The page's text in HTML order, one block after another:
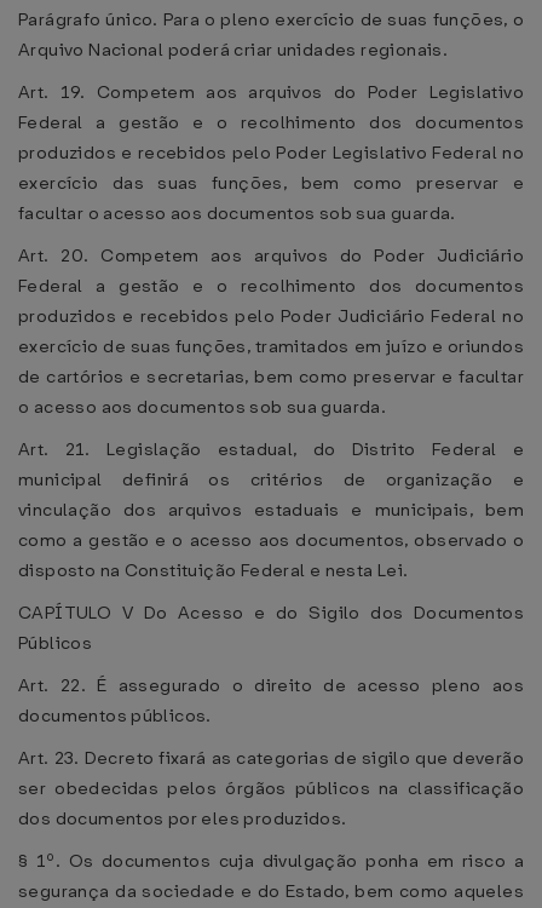
Parágrafo único. Para o pleno exercício de suas funções, o
Arquivo Nacional poderá criar unidades regionais.
Art. 19. Competem aos arquivos do Poder Legislativo
Federal a gestão e o recolhimento dos documentos
produzidos e recebidos pelo Poder Legislativo Federal no
exercício das suas funções, bem como preservar e
facultar o acesso aos documentos sob sua guarda.
Art. 20. Competem aos arquivos do Poder Judiciário
Federal a gestão e o recolhimento dos documentos
produzidos e recebidos pelo Poder Judiciário Federal no
exercício de suas funções, tramitados em juízo e oriundos
de cartórios e secretarias, bem como preservar e facultar
o acesso aos documentos sob sua guarda.
Art. 21. Legislação estadual, do Distrito Federal e
municipal definirá os critérios de organização e
vinculação dos arquivos estaduais e municipais, bem
como a gestão e o acesso aos documentos, observado o
disposto na Constituição Federal e nesta Lei.
CAPÍTULO V Do Acesso e do Sigilo dos Documentos
Públicos
Art. 22. É assegurado o direito de acesso pleno aos
documentos públicos.
Art. 23. Decreto fixará as categorias de sigilo que deverão
ser obedecidas pelos órgãos públicos na classificação
dos documentos por eles produzidos.
§ 1º. Os documentos cuja divulgação ponha em risco a
segurança da sociedade e do Estado, bem como aqueles